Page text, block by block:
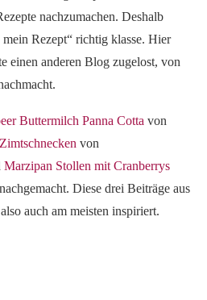
nachzumachen. Deshalb
Rezept“ richtig klasse. Hier
einen anderen Blog zugelost, von
Buttermilch Panna Cotta von
von
Marzipan Stollen mit Cranberrys
Diese drei Beiträge aus
auch am meisten inspiriert.